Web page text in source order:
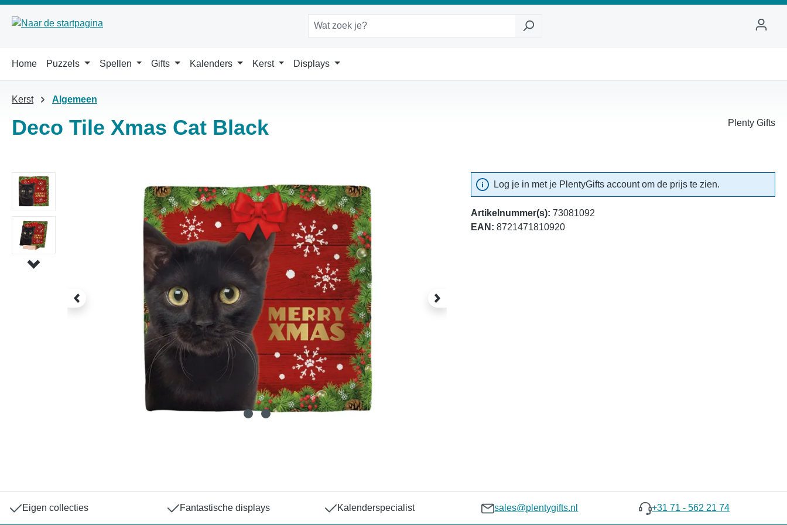
Home Puzzels Spellen Gifts Kalenders Kerst Displays
Kerst Algemeen
Deco Tile Xmas Cat Black Plenty Gifts
Log je in met je PlentyGifts account om de prijs te zien.
Artikelnummer(s): 73081092
EAN: 8721471810920
Eigen collecties Fantastische displays Kalenderspecialist sales@plentygifts.nl +31 71 - 562 21 74